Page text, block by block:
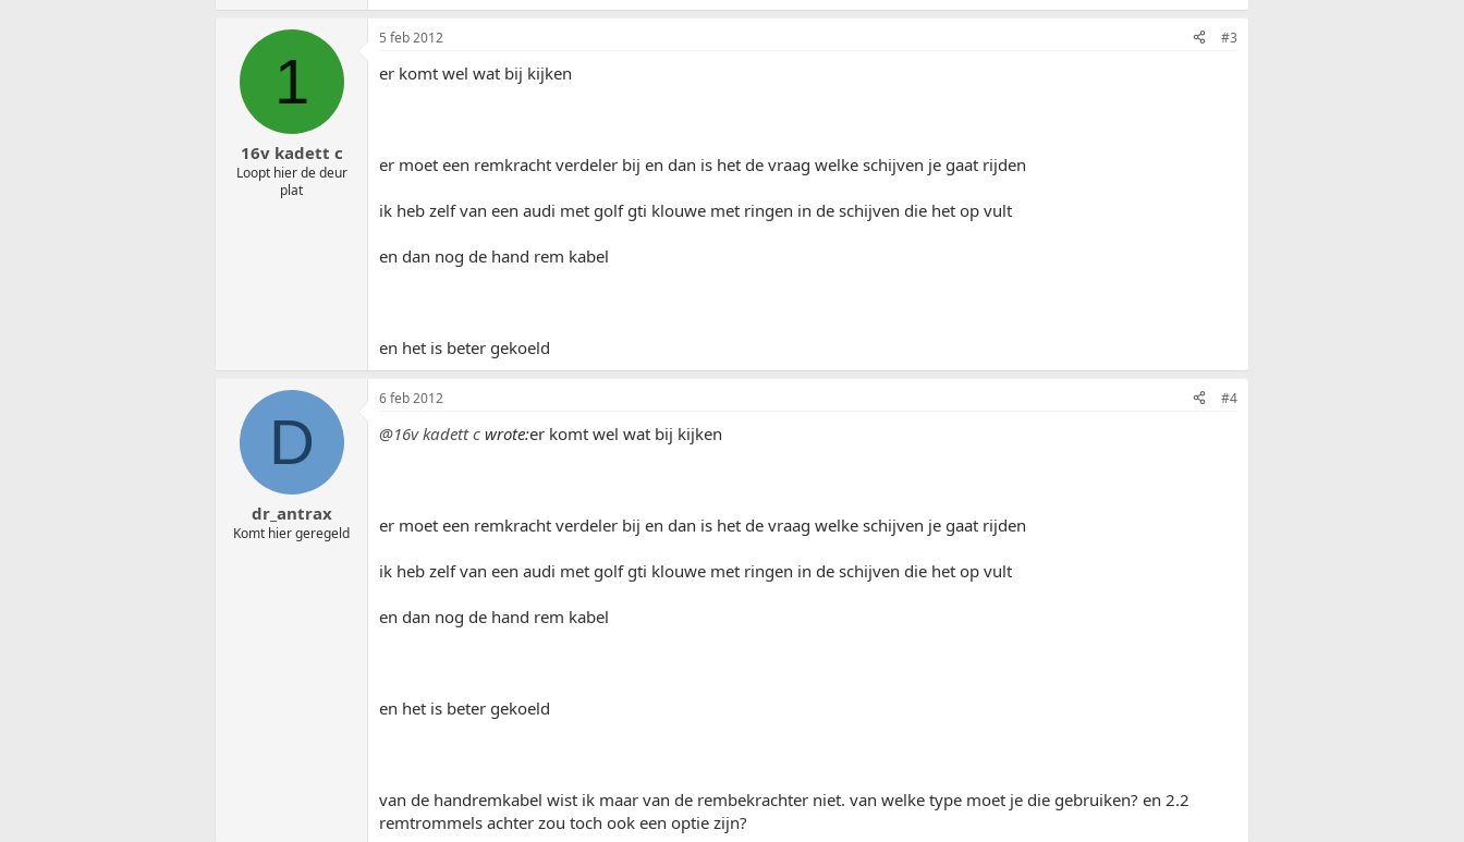
1
16v kadett c
Loopt hier de deur
plat
5 feb 2012 #3
er komt wel wat bij kijken
er moet een remkracht verdeler bij en dan is het de vraag welke schijven je gaat rijden
ik heb zelf van een audi met golf gti klouwe met ringen in de schijven die het op vult
en dan nog de hand rem kabel
en het is beter gekoeld
D
dr_antrax
Komt hier geregeld
6 feb 2012 #4
@16v kadett c wrote:er komt wel wat bij kijken
er moet een remkracht verdeler bij en dan is het de vraag welke schijven je gaat rijden
ik heb zelf van een audi met golf gti klouwe met ringen in de schijven die het op vult
en dan nog de hand rem kabel
en het is beter gekoeld
van de handremkabel wist ik maar van de rembekrachter niet. van welke type moet je die gebruiken? en 2.2
remtrommels achter zou toch ook een optie zijn?